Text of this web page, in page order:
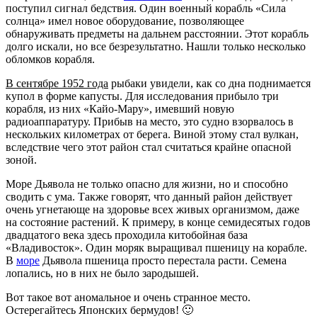
поступил сигнал бедствия. Один военный корабль «Сила
солнца» имел новое оборудование, позволяющее
обнаруживать предметы на дальнем расстоянии. Этот корабль
долго искали, но все безрезультатно. Нашли только несколько
обломков корабля.
В сентябре 1952 года рыбаки увидели, как со дна поднимается
купол в форме капусты. Для исследования прибыло три
корабля, из них «Кайо-Мару», имевший новую
радиоаппаратуру. Прибыв на место, это судно взорвалось в
нескольких километрах от берега. Виной этому стал вулкан,
вследствие чего этот район стал считаться крайне опасной
зоной.
Море Дьявола не только опасно для жизни, но и способно
сводить с ума. Также говорят, что данный район действует
очень угнетающе на здоровье всех живых организмом, даже
на состояние растений. К примеру, в конце семидесятых годов
двадцатого века здесь проходила китобойная база
«Владивосток». Один моряк выращивал пшеницу на корабле.
В море Дьявола пшеница просто перестала расти. Семена
лопались, но в них не было зародышей.
Вот такое вот аномальное и очень странное место.
Остерегайтесь Японских бермудов! 🙂